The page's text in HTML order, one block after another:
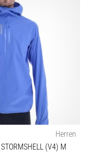
Herren
(V4) M